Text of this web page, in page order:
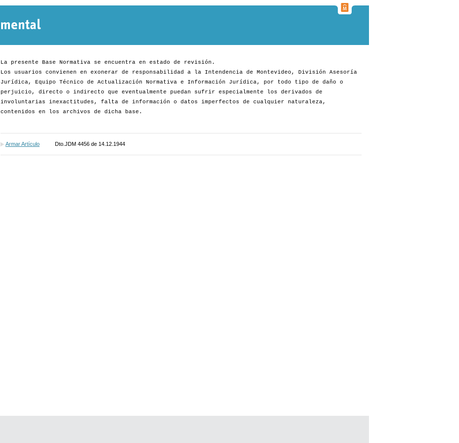
La presente Base Normativa se encuentra en estado de revisión.
Los usuarios convienen en exonerar de responsabilidad a la Intendencia de Montevideo, División Asesoría
Jurídica, Equipo Técnico de Actualización Normativa e Información Jurídica, por todo tipo de daño o
perjuicio, directo o indirecto que eventualmente puedan sufrir especialmente los derivados de
involuntarias inexactitudes, falta de información o datos imperfectos de cualquier naturaleza,
contenidos en los archivos de dicha base.
Armar Artículo Dto.JDM 4456 de 14.12.1944